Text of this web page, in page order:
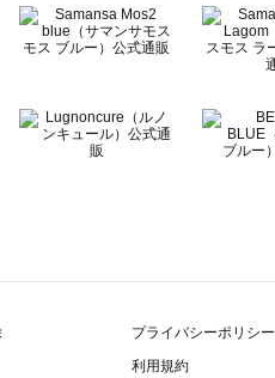
プライバシーポリシー
利用規約